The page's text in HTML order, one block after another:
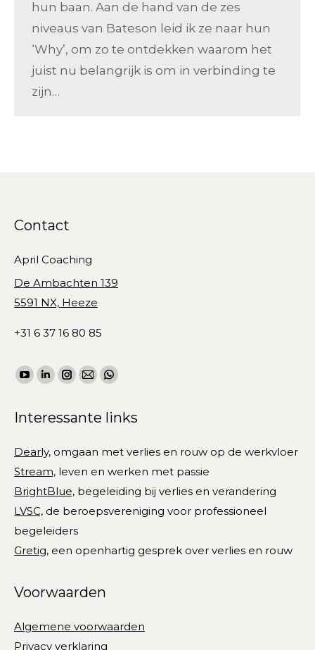
hun baan. Aan de hand van de zes
niveaus van Bateson leid ik ze naar hun
‘Why’, om zo te ontdekken waarom het
juist nu belangrijk is om in verbinding te
zijn…
Contact
April Coaching
De Ambachten 139
5591 NX, Heeze
+31 6 37 16 80 85
Vind ons op:
YouTube
opens
new
window
Linkedin
opens
new
window
Instagram
opens
new
window
Mail
opens
new
window
WhatsApp
opens
new
window
Interessante links
Dearly, omgaan met verlies en rouw op de werkvloer
Stream, leven en werken met passie
BrightBlue, begeleiding bij verlies en verandering
LVSC, de beroepsvereniging voor professioneel
begeleiders
Gretig, een openhartig gesprek over verlies en rouw
Voorwaarden
Algemene voorwaarden
Privacy verklaring